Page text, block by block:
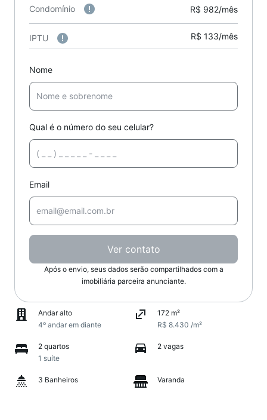
Condomínio R$ 982/mês
IPTU R$ 133/mês
Nome
Qual é o número do seu celular?
Email
Ver contato
Após o envio, seus dados serão compartilhados com a
imobiliária parceira anunciante.
Andar alto
4º andar em diante
172 m²
R$ 8.430 /m²
2 quartos
1 suíte
2 vagas
3 Banheiros Varanda